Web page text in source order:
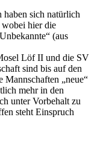
sich natürlich
wobei hier die
(aus
Löf II und die SV
sind bis auf den
„neue“
mehr in den
unter Vorbehalt zu
steht Einspruch